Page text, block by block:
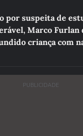
por suspeita de
Marco Furlan
criança com
PUBLICIDADE